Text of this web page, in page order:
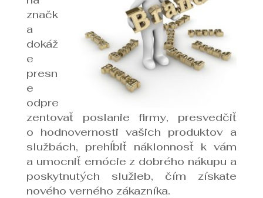
značk
a
dokáž
e
presn
e
odpre
zentovať poslanie firmy, presvedčiť
o hodnovernosti vašich produktov a
službách, prehĺbiť náklonnosť k vám
a umocniť emócie z dobrého nákupu a
poskytnutých služieb, čím získate
nového verného zákazníka.